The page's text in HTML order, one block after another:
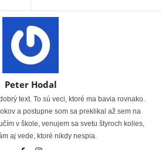
Peter Hodal
text. To sú veci, ktoré ma bavia rovnako.
a postupne som sa preklikal až sem na
v škole, venujem sa svetu štyroch kolies,
aj vede, ktoré nikdy nespia.